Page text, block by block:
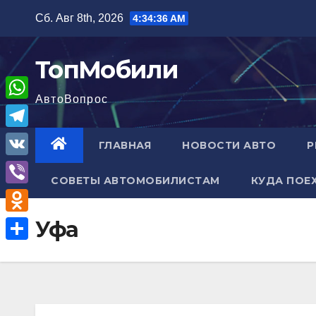
содержимому
Сб. Авг 8th, 2026 4:34:37 AM
ТопМобили
АвтоВопрос
ГЛАВНАЯ НОВОСТИ АВТО
СОВЕТЫ АВТОМОБИЛИСТАМ КУДА
Уфа
W
h
a
A
T
e
l
e
g
V
K
V
i
b
e
O